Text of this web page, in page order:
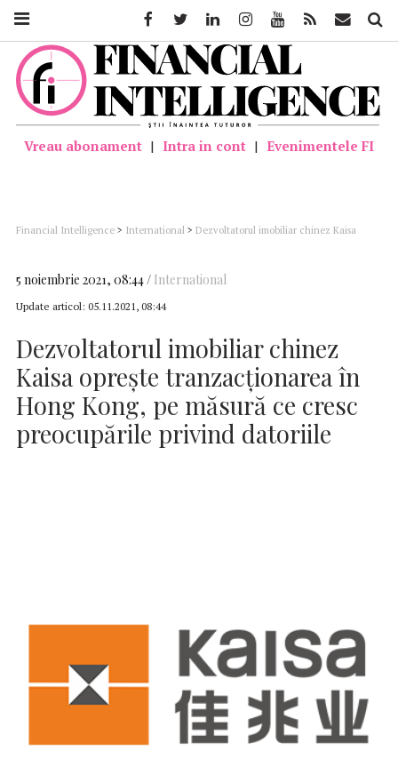
Vreau abonament | Intra in cont | Evenimentele FI
Financial Intelligence > International > Dezvoltatorul imobiliar chinez Kaisa
5 noiembrie 2021, 08:44 International
Update articol: 05.11.2021, 08:44
Dezvoltatorul imobiliar chinez
Kaisa oprește tranzacționarea în
Hong Kong, pe măsură ce cresc
preocupările privind datoriile
FacebookTwitter LinkedinInstagramYoutube Feed Mail